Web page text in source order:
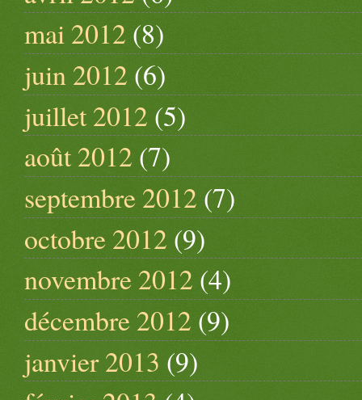
mai 2012 (8)
juin 2012 (6)
juillet 2012 (5)
août 2012 (7)
septembre 2012 (7)
octobre 2012 (9)
novembre 2012 (4)
décembre 2012 (9)
janvier 2013 (9)